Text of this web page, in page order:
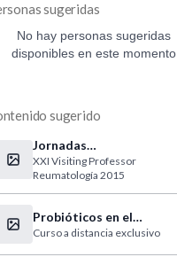
sugeridas
No hay personas sugeridas
disponibles en este momento
sugerido
Jornadas
Internacionales de
Reumatología - Córdoba
XXI Visiting Professor
Reumatología 2015
Probióticos en el
tratamiento del
Síndrome de Intestino
Curso a distancia exclusivo